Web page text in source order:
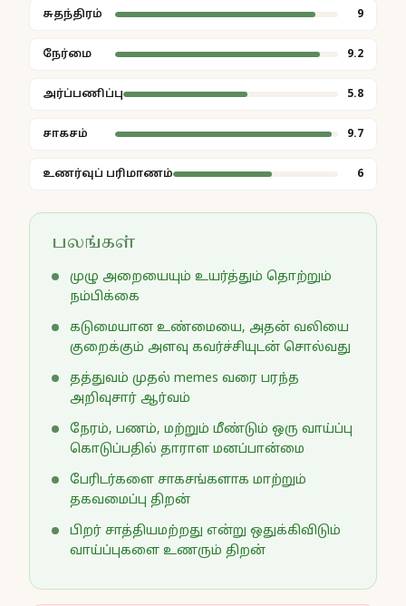
சுதந்திரம் 9
நேர்மை 9.2
அர்ப்பணிப்பு 5.8
சாகசம் 9.7
உணர்வுப் பரிமாணம் 6
பலங்கள்
முழு அறையையும் உயர்த்தும் தொற்றும்
நம்பிக்கை
கடுமையான உண்மையை, அதன் வலியை
குறைக்கும் அளவு கவர்ச்சியுடன் சொல்வது
தத்துவம் முதல் memes வரை பரந்த
அறிவுசார் ஆர்வம்
நேரம், பணம், மற்றும் மீண்டும் ஒரு வாய்ப்பு
கொடுப்பதில் தாராள மனப்பான்மை
பேரிடர்களை சாகசங்களாக மாற்றும்
தகவமைப்பு திறன்
பிறர் சாத்தியமற்றது என்று ஒதுக்கிவிடும்
வாய்ப்புகளை உணரும் திறன்